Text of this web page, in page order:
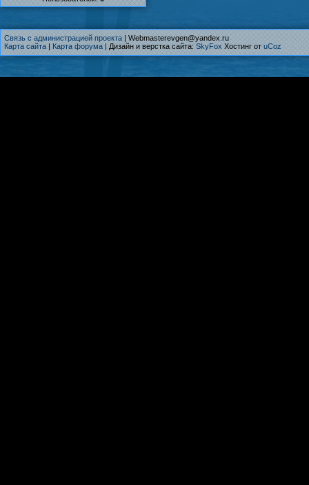
Связь с администрацией проекта | Webmasterevgen@yandex.ru
Карта сайта | Карта форума | Дизайн и верстка сайта: SkyFox Хостинг от uCoz